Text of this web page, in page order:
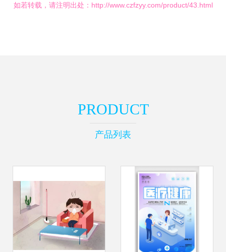
如若转载，请注明出处：http://www.czfzyy.com/product/43.html
PRODUCT
产品列表